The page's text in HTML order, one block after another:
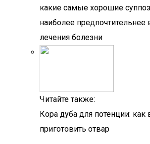
какие самые хорошие
наиболее предпочтительнее
лечения болезни
Читайте также:
Кора дуба для потенции: как
приготовить отвар